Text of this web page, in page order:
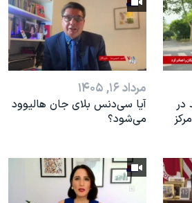
در
مرداد ۱۶, ۱۴۰۵
آیا سی‌دنس بلای جان هالیوود
می‌شود؟